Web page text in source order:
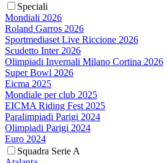
Speciali
Mondiali 2026
Roland Garros 2026
Sportmediaset Live Riccione 2026
Scudetto Inter 2026
Olimpiadi Invernali Milano Cortina 2026
Super Bowl 2026
Eicma 2025
Mondiale per club 2025
EICMA Riding Fest 2025
Paralimpiadi Parigi 2024
Olimpiadi Parigi 2024
Euro 2024
Squadra Serie A